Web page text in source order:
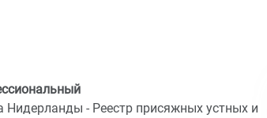
Нидерланды - Реестр присяжных устных и